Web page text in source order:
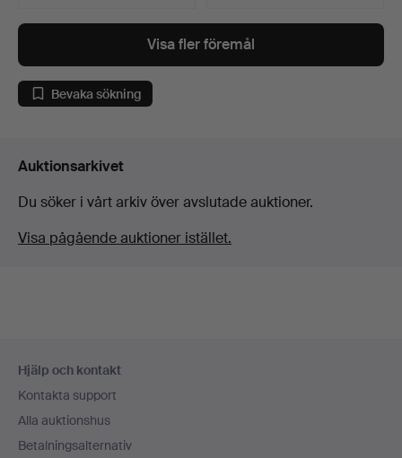
Visa fler föremål
Bevaka sökning
Auktionsarkivet
Du söker i vårt arkiv över avslutade auktioner.
Visa pågående auktioner istället.
Hjälp och kontakt
Kontakta support
Alla auktionshus
Betalningsalternativ